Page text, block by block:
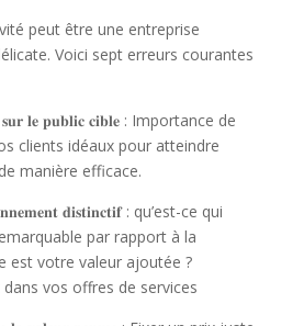
peut être une entreprise
Voici sept erreurs courantes
𝐥𝐞 𝐩𝐮𝐛𝐥𝐢𝐜 𝐜𝐢𝐛𝐥𝐞 : Importance de
clients idéaux pour atteindre
manière efficace.
𝐝𝐢𝐬𝐭𝐢𝐧𝐜𝐭𝐢𝐟 : qu’est-ce qui
par rapport à la
est votre valeur ajoutée ?
vos offres de services